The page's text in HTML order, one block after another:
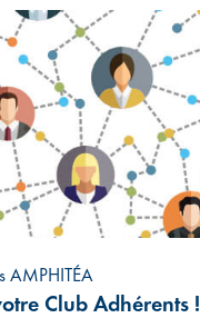
AMPHITÉA
Club Adhérents !